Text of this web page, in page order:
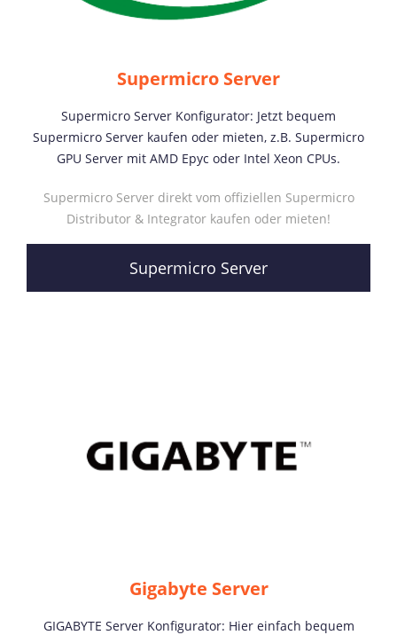
Supermicro Server
Supermicro Server Konfigurator: Jetzt bequem
Supermicro Server kaufen oder mieten, z.B. Supermicro
GPU Server mit AMD Epyc oder Intel Xeon CPUs.
Supermicro Server direkt vom offiziellen Supermicro
Distributor & Integrator kaufen oder mieten!
Supermicro Server
Gigabyte Server
GIGABYTE Server Konfigurator: Hier einfach bequem